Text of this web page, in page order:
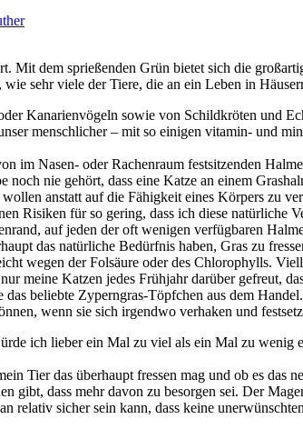
Mit dem sprießenden Grün bietet sich die
sehr viele der Tiere, die an ein Leben in
Kanarienvögeln sowie von Schildkröten und
menschlicher – mit so einigen vitamin- und
im Nasen- oder Rachenraum festsitzenden
nie gehört, dass eine Katze an einem
anstatt auf die Fähigkeit eines Körpers zu
Risiken für so gering, dass ich diese natürliche
auf jeden der oft wenigen verfügbaren
das natürliche Bedürfnis haben, Gras zu
wegen der Folsäure oder des Chlorophylls.
meine Katzen jedes Frühjahr darüber gefreut,
beliebte Zyperngras-Töpfchen aus dem
wenn sie sich irgendwo verhaken und
ich lieber ein Mal zu viel als ein Mal zu
Tier das überhaupt fressen mag und ob es das
gibt, dass mehr davon zu besorgen sei. Der
relativ sicher sein kann, dass keine